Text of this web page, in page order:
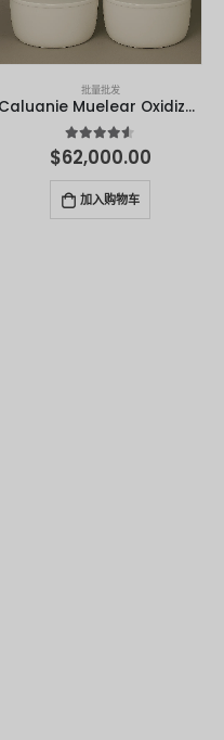
批量批发
Caluanie Muelear Oxidize - 100 升
4.50满分 5 分
$62,000.00
加入购物车